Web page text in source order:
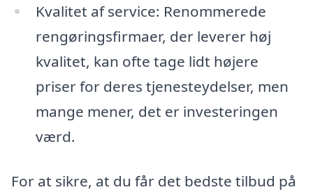
Kvalitet af service: Renommerede
rengøringsfirmaer, der leverer høj
kvalitet, kan ofte tage lidt højere
priser for deres tjenesteydelser, men
mange mener, det er investeringen
værd.
For at sikre, at du får det bedste tilbud på